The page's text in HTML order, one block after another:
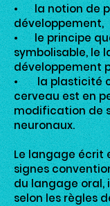
• la notion de
développement,
• le principe
symbolisable, le
développement
• la plasticité
cerveau est en
modification de
neuronaux.
Le langage écrit
signes
du langage oral,
selon les règles